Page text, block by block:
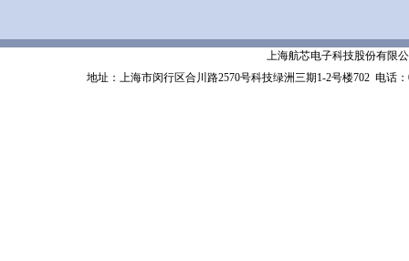
上海航芯电子科技股份有限公
地址：上海市闵行区合川路2570号科技绿洲三期1-2号楼702 电话